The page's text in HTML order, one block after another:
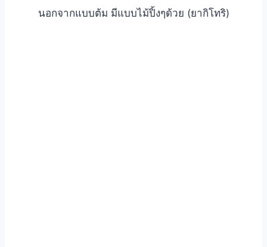
นอกจากแบบต้ม มีแบบไม้ปิ้งๆด้วย (ยากิโทริ)